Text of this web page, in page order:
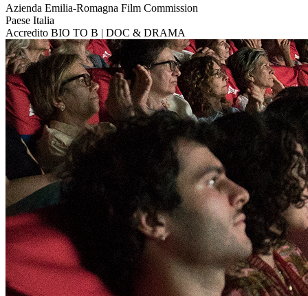
Azienda Emilia-Romagna Film Commission
Paese Italia
Accredito BIO TO B | DOC & DRAMA